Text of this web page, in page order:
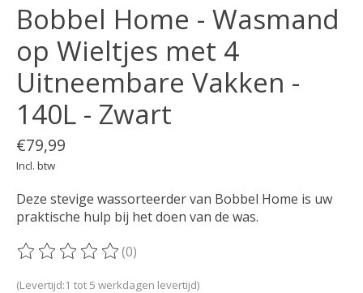
Bobbel Home - Wasmand
op Wieltjes met 4
Uitneembare Vakken -
140L - Zwart
€79,99
Incl. btw
Deze stevige wassorteerder van Bobbel Home is uw
praktische hulp bij het doen van de was.
De beoordeling van dit product is
(0)
(Levertijd:1 tot 5 werkdagen levertijd)